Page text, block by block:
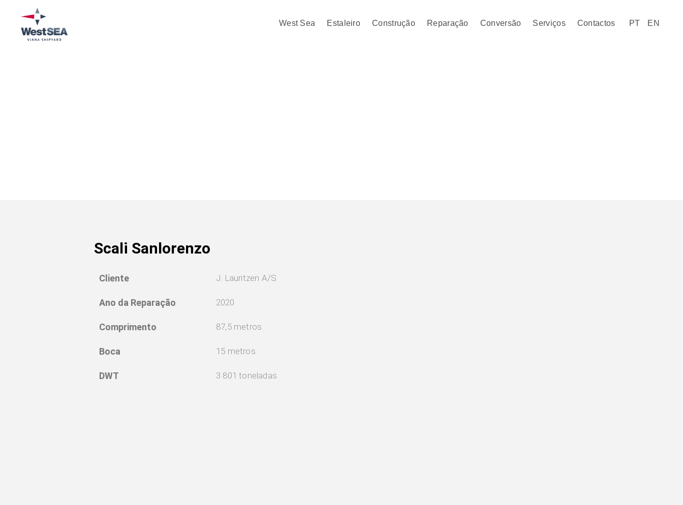
West Sea Estaleiro Construção Reparação Conversão Serviços Contactos PT EN
Scali Sanlorenzo
Cliente J. Lauritzen A/S
Ano da Reparação 2020
Comprimento 87,5 metros
Boca 15 metros
DWT 3 801 toneladas